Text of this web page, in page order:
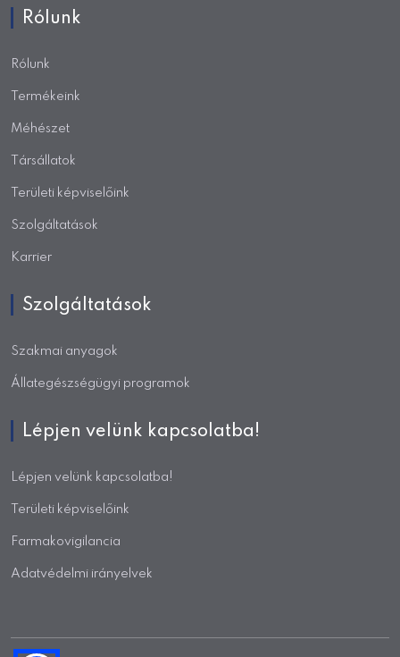
Rólunk
Rólunk
Termékeink
Méhészet
Társállatok
Területi képviselőink
Szolgáltatások
Karrier
Szolgáltatások
Szakmai anyagok
Állategészségügyi programok
Lépjen velünk kapcsolatba!
Lépjen velünk kapcsolatba!
Területi képviselőink
Farmakovigilancia
Adatvédelmi irányelvek